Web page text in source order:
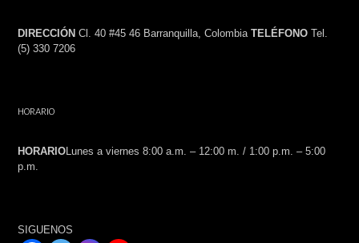
DIRECCIÓN Cl. 40 #45 46 Barranquilla, Colombia TELÉFONO Tel.
(5) 330 7206
HORARIO
HORARIOLunes a viernes 8:00 a.m. – 12:00 m. / 1:00 p.m. – 5:00
p.m.
SIGUENOS